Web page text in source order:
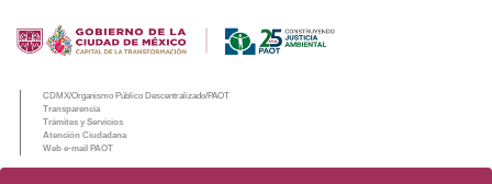
CDMX/Organismo Público Descentralizado/PAOT
Transparencia
Trámites y Servicios
Atención Ciudadana
Web e-mail PAOT